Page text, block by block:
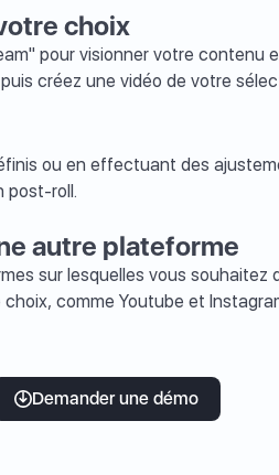
choix
pour visionner votre contenu
créez une vidéo de votre
ou en effectuant des
post-roll.
autre plateforme
sur lesquelles vous
comme Youtube et
Demander une démo